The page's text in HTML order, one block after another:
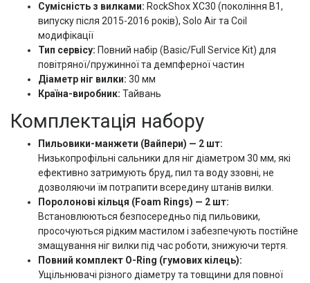
Сумісність з вилками: RockShox XC30 (покоління B1,
випуску після 2015-2016 років), Solo Air та Coil
модифікації
Тип сервісу: Повний набір (Basic/Full Service Kit) для
повітряної/пружинної та демпферної частин
Діаметр ніг вилки: 30 мм
Країна-виробник: Тайвань
Комплектація набору
Пильовики-манжети (Вайпери) — 2 шт:
Низькопрофільні сальники для ніг діаметром 30 мм, які
ефективно затримують бруд, пил та воду ззовні, не
дозволяючи їм потрапити всередину штанів вилки.
Поролонові кільця (Foam Rings) — 2 шт:
Встановлюються безпосередньо під пильовики,
просочуються рідким мастилом і забезпечують постійне
змащування ніг вилки під час роботи, знижуючи тертя.
Повний комплект O-Ring (гумових кілець):
Ущільнювачі різного діаметру та товщини для повної